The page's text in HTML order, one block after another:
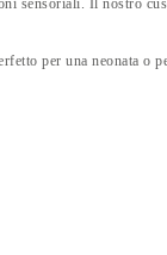
sensoriali. Il nostro
per una neonata o